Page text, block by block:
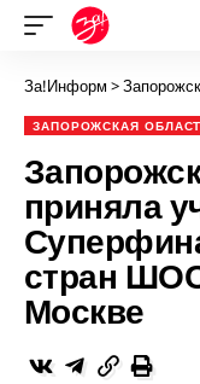
За!Информ >
ЗАПОРОЖСКАЯ
приняла
стран
Москве